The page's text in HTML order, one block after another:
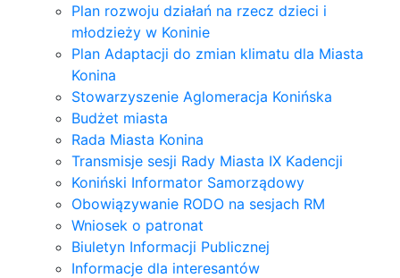
Plan rozwoju działań na rzecz dzieci i
młodzieży w Koninie
Plan Adaptacji do zmian klimatu dla Miasta
Konina
Stowarzyszenie Aglomeracja Konińska
Budżet miasta
Rada Miasta Konina
Transmisje sesji Rady Miasta IX Kadencji
Koniński Informator Samorządowy
Obowiązywanie RODO na sesjach RM
Wniosek o patronat
Biuletyn Informacji Publicznej
Informacje dla interesantów